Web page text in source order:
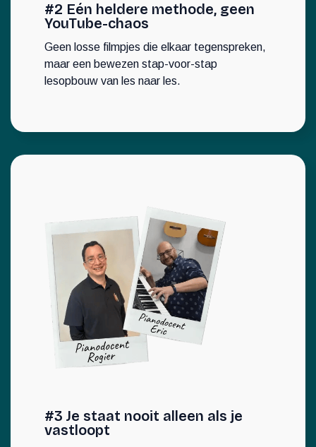
#2 Eén heldere methode, geen
YouTube-chaos
Geen losse filmpjes die elkaar tegenspreken,
maar een bewezen stap-voor-stap
lesopbouw van les naar les.
#3 Je staat nooit alleen als je
vastloopt